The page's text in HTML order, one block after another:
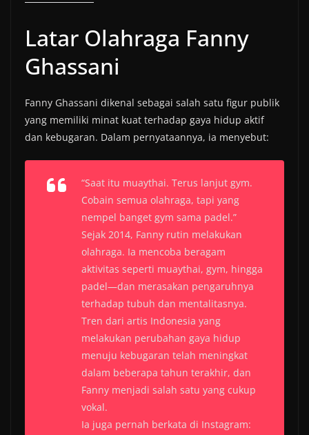
Latar Olahraga Fanny
Ghassani
Fanny Ghassani dikenal sebagai salah satu figur publik
yang memiliki minat kuat terhadap gaya hidup aktif
dan kebugaran. Dalam pernyataannya, ia menyebut:
“Saat itu muaythai. Terus lanjut gym.
Cobain semua olahraga, tapi yang
nempel banget gym sama padel.”
Sejak 2014, Fanny rutin melakukan
olahraga. Ia mencoba beragam
aktivitas seperti muaythai, gym, hingga
padel—dan merasakan pengaruhnya
terhadap tubuh dan mentalitasnya.
Tren dari artis Indonesia yang
melakukan perubahan gaya hidup
menuju kebugaran telah meningkat
dalam beberapa tahun terakhir, dan
Fanny menjadi salah satu yang cukup
vokal.
Ia juga pernah berkata di Instagram: